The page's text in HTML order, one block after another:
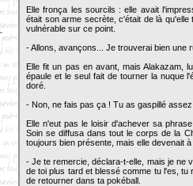
Elle fronça les sourcils : elle avait
était son arme secrète, c'était de là
vulnérable sur ce point.
- Allons, avançons... Je trouverai bien une
Elle fit un pas en avant, mais Alakazam,
épaule et le seul fait de tourner la nuque
doré.
- Non, ne fais pas ça ! Tu as gaspillé
Elle n'eut pas le loisir d'achever sa
Soin se diffusa dans tout le corps de la
toujours bien présente, mais elle devenait
- Je te remercie, déclara-t-elle, mais je ne
de toi plus tard et blessé comme tu l'es,
de retourner dans ta pokéball.